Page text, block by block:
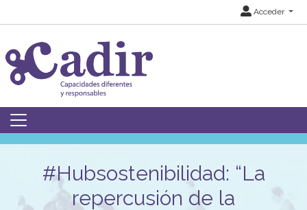
Acceder
#Hubsostenibilidad: “La
repercusión de la